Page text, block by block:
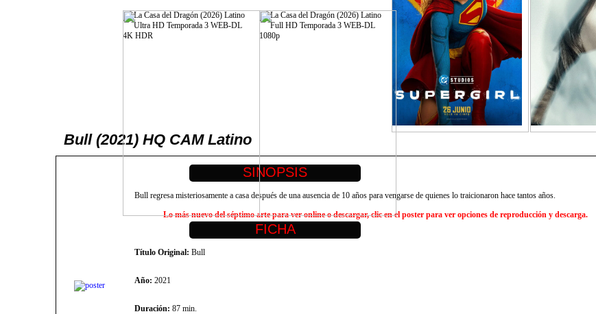
Bull (2021) HQ CAM Latino
Bull regresa misteriosamente a casa después de una ausencia de 10 años para vengarse de quienes lo traicionaron hace tantos años.
Lo más nuevo del séptimo arte para ver online o descargar, clic en el poster para ver opciones de reproducción y descarga.
Título Original: Bull
Año: 2021
Duración: 87 min.